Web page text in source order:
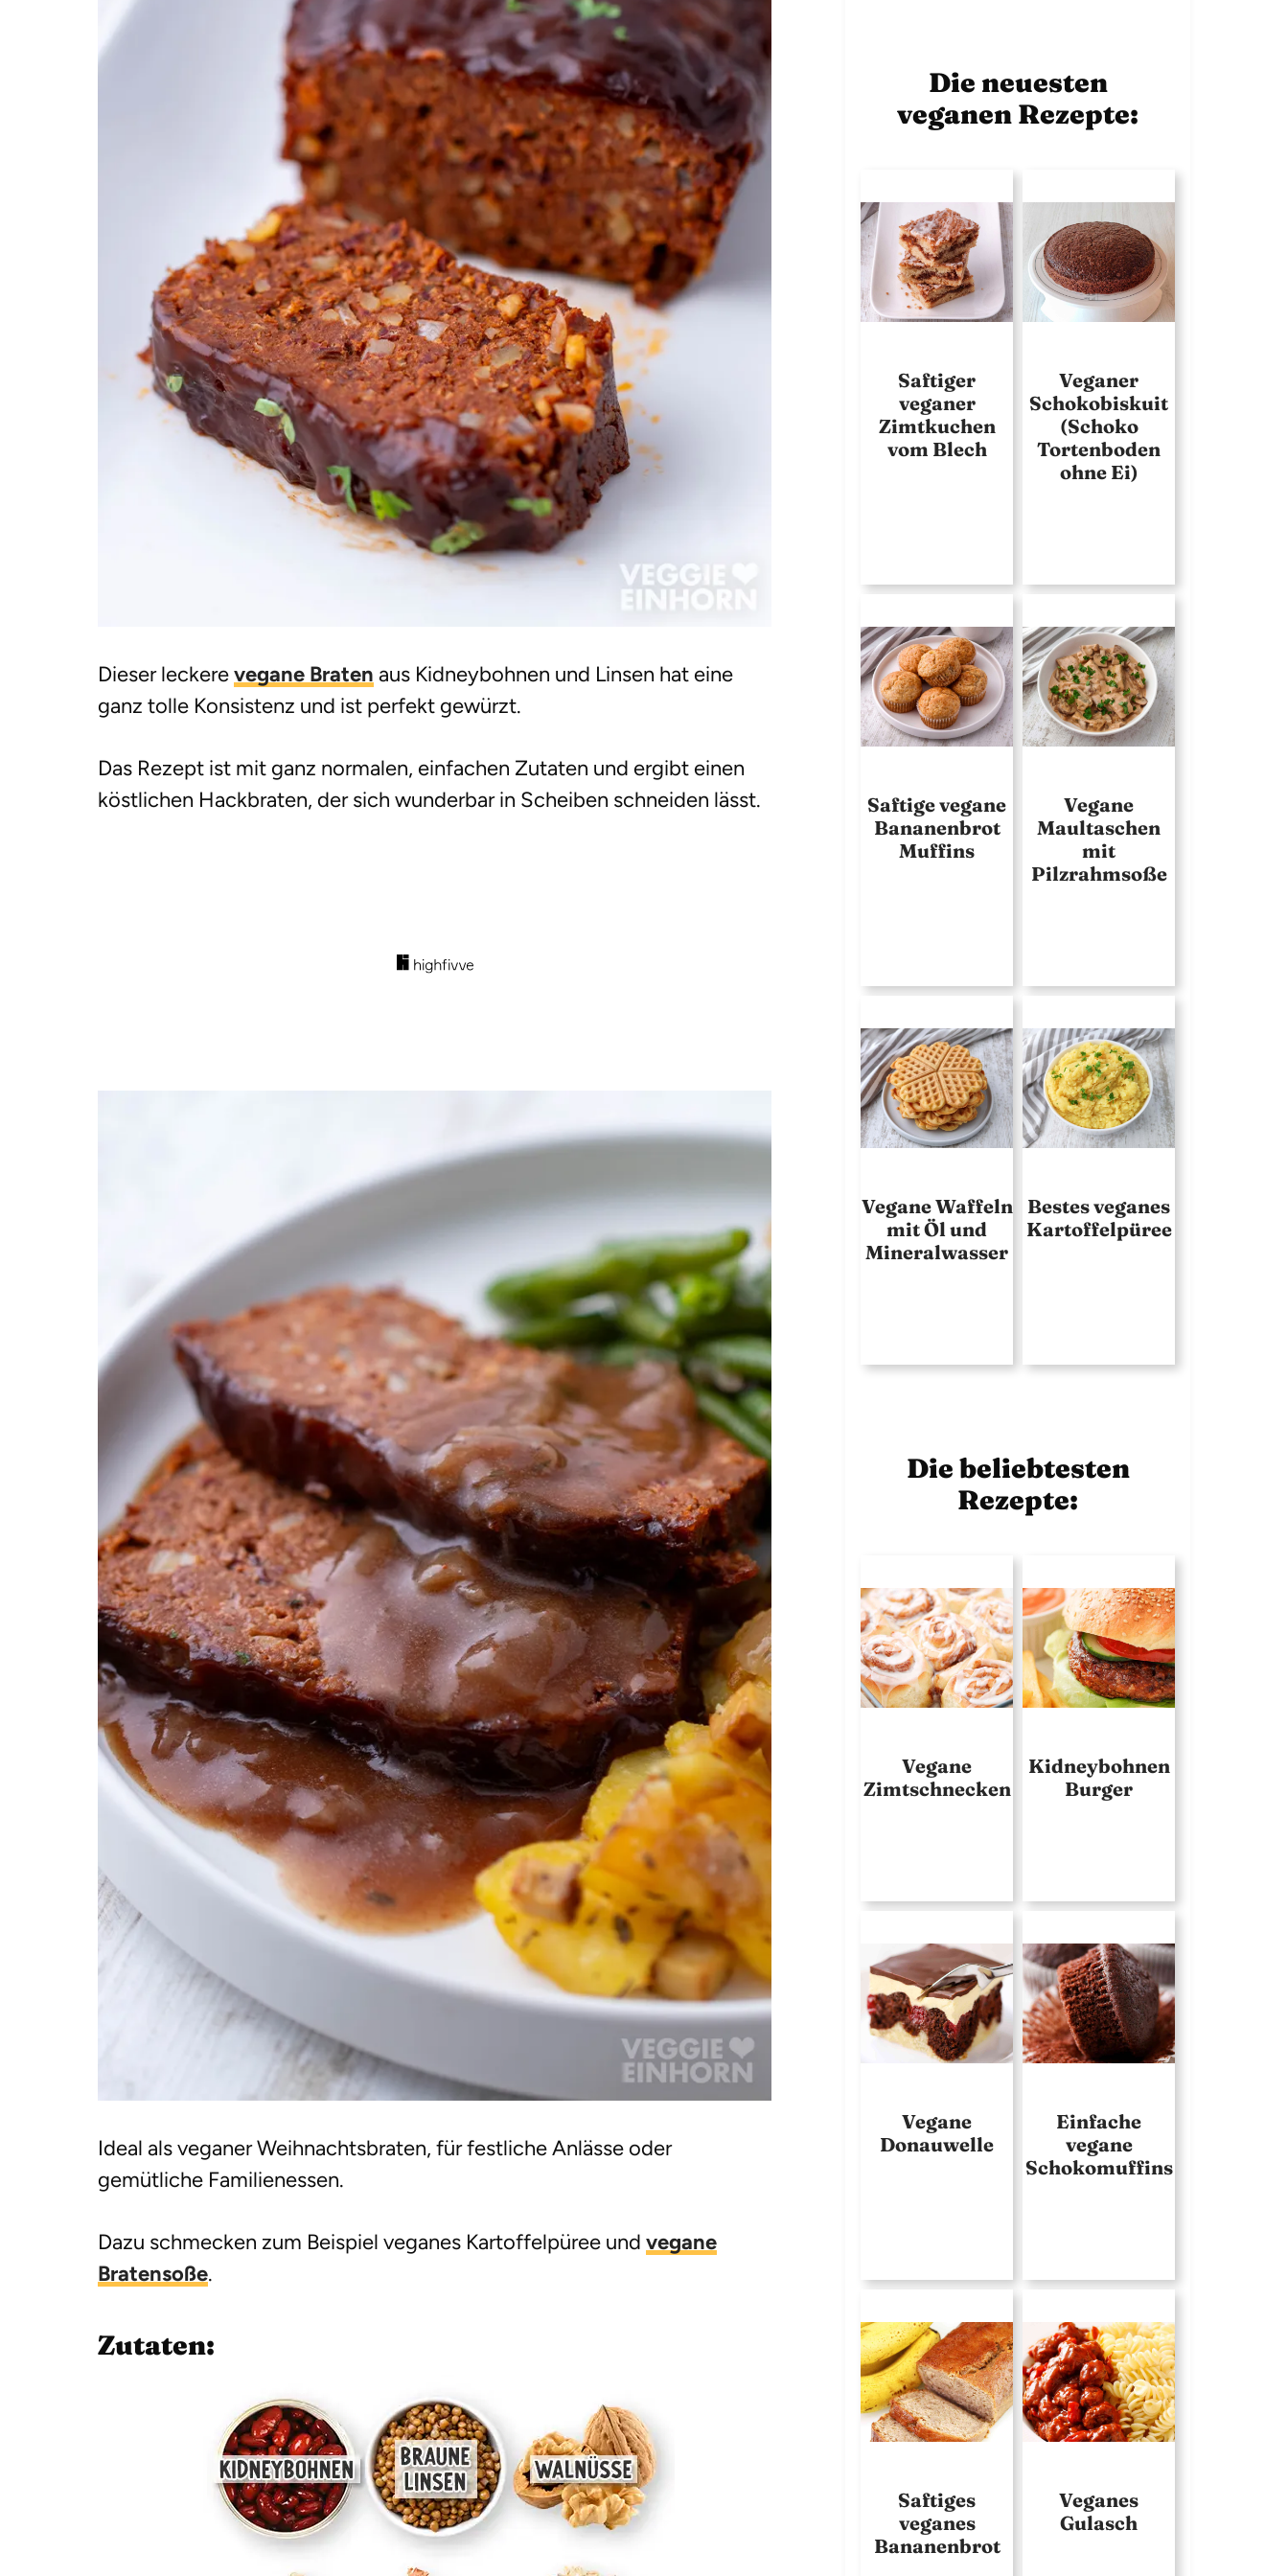
Dieser leckerevegane Braten aus Kidneybohnen und Linsen hat eine
ganz tolle Konsistenz und ist perfekt gewürzt.
Das Rezept ist mit ganz normalen, einfachen Zutaten und ergibt einen
köstlichen Hackbraten, der sich wunderbar in Scheiben schneiden lässt.
Ideal als veganer Weihnachtsbraten, für festliche Anlässe oder
gemütliche Familienessen.
Dazu schmecken zum Beispiel veganes Kartoffelpüree und vegane
Bratensoße.
Zutaten:
Die neuesten
veganen Rezepte:
Saftiger
veganer
Zimtkuchen
vom Blech
Veganer
Schokobiskuit
(Schoko
Tortenboden
ohne Ei)
Saftige vegane
Bananenbrot
Muffins
Vegane
Maultaschen
mit
Pilzrahmsoße
Vegane Waffeln
mit Öl und
Mineralwasser
Bestes veganes
Kartoffelpüree
Die beliebtesten
Rezepte:
Vegane
Zimtschnecken
Kidneybohnen
Burger
Vegane
Donauwelle
Einfache
vegane
Schokomuffins
Saftiges
veganes
Bananenbrot
Veganes
Gulasch